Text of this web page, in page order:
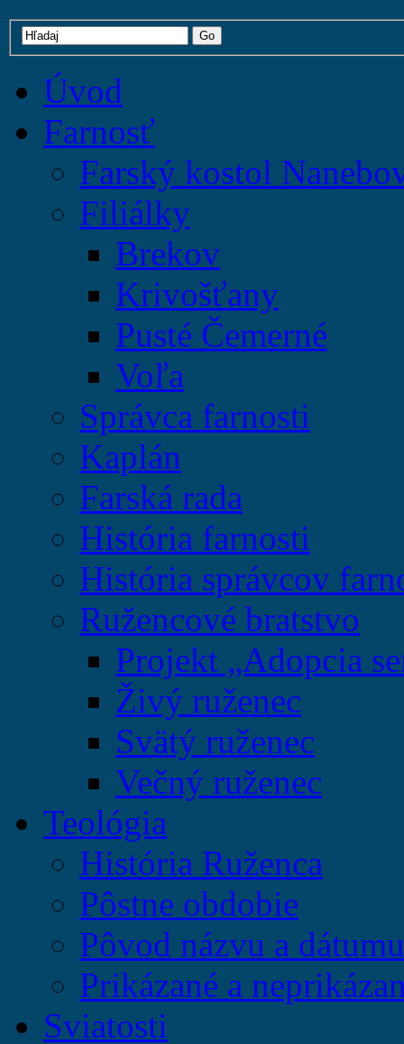
Úvod
Farnosť
Farský kostol
Filiálky
Brekov
Krivošťany
Pusté Čemerné
Voľa
Správca farnosti
Kaplán
Farská rada
História farnosti
História správcov
Ružencové bratstvo
Projekt „Adopcia
Živý ruženec
Svätý ruženec
Večný ruženec
Teológia
História Ruženca
Pôstne obdobie
Pôvod názvu a
Prikázané a
Sviatosti